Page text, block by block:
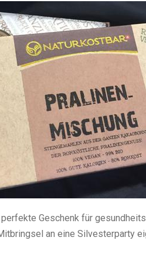
Geschenk für
an eine Silvesterparty